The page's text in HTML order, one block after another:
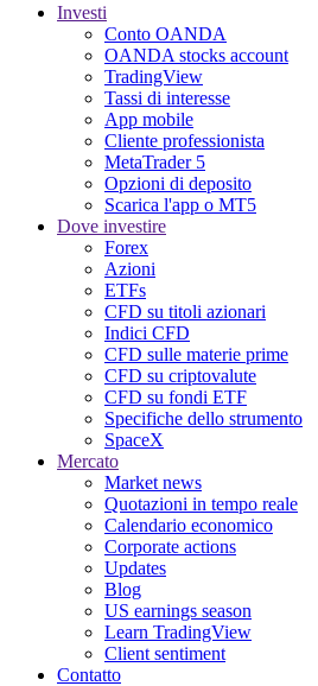
Investi
Conto OANDA
OANDA stocks account
TradingView
Tassi di interesse
App mobile
Cliente professionista
MetaTrader 5
Opzioni di deposito
Scarica l'app o MT5
Dove investire
Forex
Azioni
ETFs
CFD su titoli azionari
Indici CFD
CFD sulle materie prime
CFD su criptovalute
CFD su fondi ETF
Specifiche dello strumento
SpaceX
Mercato
Market news
Quotazioni in tempo reale
Calendario economico
Corporate actions
Updates
Blog
US earnings season
Learn TradingView
Client sentiment
Contatto